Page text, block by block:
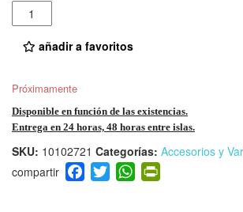
Cantidad
añadir a favoritos
Próximamente
Disponible en función de las existencias.
Entrega en 24 horas, 48 horas entre islas.
SKU: 10102721 Categorías: Accesorios y
F
a
T
wi
W
h